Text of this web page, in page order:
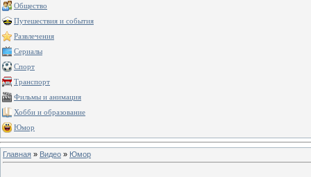
Общество
Путешествия и события
Развлечения
Сериалы
Спорт
Транспорт
Фильмы и анимация
Хобби и образование
Юмор
Главная » Видео » Юмор